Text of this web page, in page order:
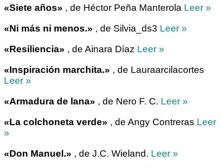
«Siete años» , de Héctor Peña Manterola Leer »
«Ni más ni menos.» , de Silvia_ds3 Leer »
«Resiliencia» , de Ainara Díaz Leer »
«Inspiración marchita.» , de Lauraarcilacortes
Leer »
«Armadura de lana» , de Nero F. C. Leer »
«La colchoneta verde» , de Angy Contreras Leer
»
«Don Manuel.» , de J.C. Wieland. Leer »